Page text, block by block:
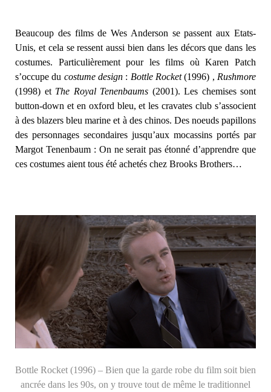
Beaucoup des films de Wes Anderson se passent aux Etats-
Unis, et cela se ressent aussi bien dans les décors que dans les
costumes. Particulièrement pour les films où Karen Patch
s’occupe du costume design : Bottle Rocket(1996) , Rushmore
(1998) et The Royal Tenenbaums (2001). Les chemises sont
button-down et en oxford bleu, et les cravates club s’associent
à des blazers bleu marine et à des chinos. Des noeuds papillons
des personnages secondaires jusqu’aux mocassins portés par
Margot Tenenbaum : On ne serait pas étonné d’apprendre que
ces costumes aient tous été achetés chez Brooks Brothers…
Bottle Rocket (1996) – Bien que la garde robe du film soit bien
ancrée dans les 90s, on y trouve tout de même le traditionnel